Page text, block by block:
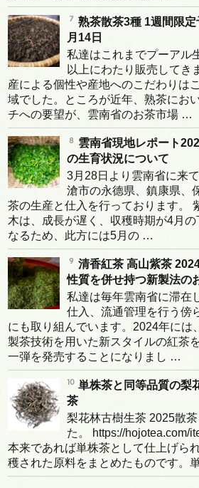
熟茶散茶3種 1週間限
月14日
私達はこれまでプーアル
以上にわたり販売してき
産による個性や産地へのこだわりは
域でした。ところが近年、熟茶にお
チへの要望が、雲南省のお茶市場 …
雲南省現地レポート
の生育状況について
3月28日より雲南省に来
滄市の永德県、鎮康県、
茶の生産と仕入を行っております。
木は、成長が遅く、収穫時期が4月
なるため、此方には5月の …
清香紅茶 高山紫茶
性質を併せ持つ新製法の
私達は毎年雲南省に滞在
仕入、流通管理を行う傍
にも取り組んでいます。2024年には
製茶技術を用いた新スタイルの紅茶
一弾を発売することになりまし …
単株茶と同等品質の梨
茶
梨花林古樹生茶 2025散
た。 https://hojotea.com/
本来であれば単株茶として仕上げら
穫された原料をまとめたものです。